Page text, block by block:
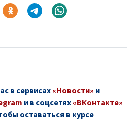
в сервисах «Новости» и
и в соцсетях «ВКонтакте»
оставаться в курсе